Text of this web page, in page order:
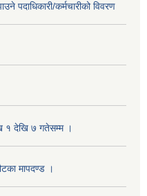
पदाधिकारी/कर्मचारीको विवरण
१ देखि ७ गतेसम्म ।
मापदण्ड ।